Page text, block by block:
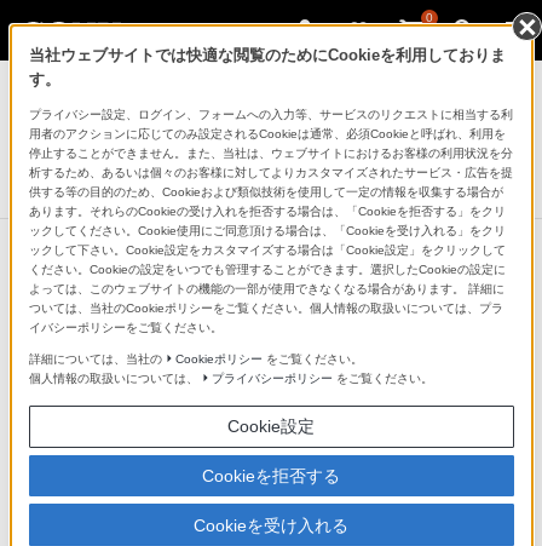
0
ヘッドホン
ワイヤレスステレオヘッドセット
WF-XB700
DISCONTINUED 生産完了
当社ウェブサイトでは快適な閲覧のためにCookieを利用しておりま
す。
プライバシー設定、ログイン、フォームへの入力等、サービスのリクエストに相当する利
用者のアクションに応じてのみ設定されるCookieは通常、必須Cookieと呼ばれ、利用を
停止することができません。また、当社は、ウェブサイトにおけるお客様の利用状況を分
析するため、あるいは個々のお客様に対してよりカスタマイズされたサービス・広告を提
供する等の目的のため、Cookieおよび類似技術を使用して一定の情報を収集する場合が
あります。それらのCookieの受け入れを拒否する場合は、「Cookieを拒否する」をクリ
ックしてください。Cookie使用にご同意頂ける場合は、「Cookieを受け入れる」をクリ
ックして下さい。Cookie設定をカスタマイズする場合は「Cookie設定」をクリックして
ください。Cookieの設定をいつでも管理することができます。選択したCookieの設定に
よっては、このウェブサイトの機能の一部が使用できなくなる場合があります。 詳細に
ついては、当社のCookieポリシーをご覧ください。個人情報の取扱いについては、プラ
イバシーポリシーをご覧ください。
詳細については、当社の Cookieポリシー をご覧ください。
個人情報の取扱いについては、
プライバシーポリシー をご覧ください。
Cookie設定
Cookieを拒否する
Cookieを受け入れる